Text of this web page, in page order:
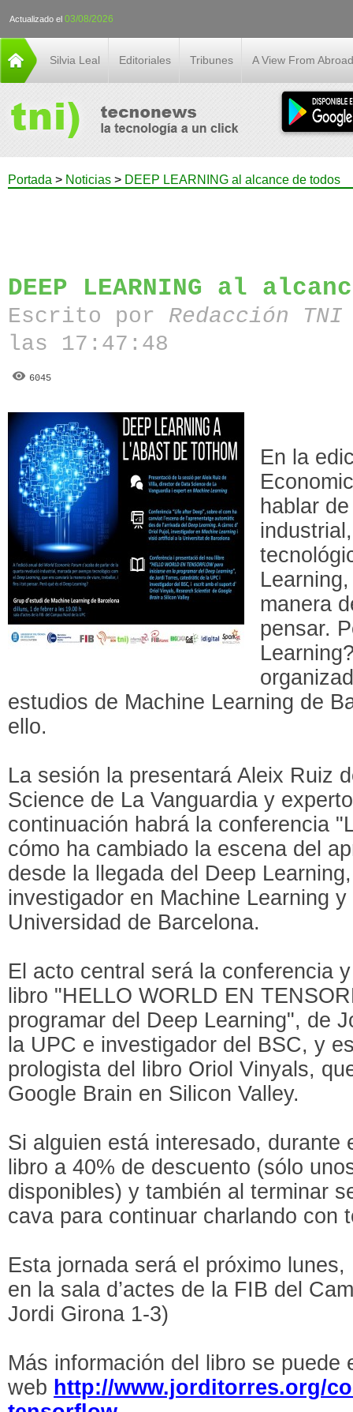
Actualizado el 03/08/2026
Silvia Leal Editoriales Tribunes A View From Abroad
Portada > Noticias > DEEP LEARNING al alcance de todos
DEEP LEARNING al
Escrito por Redacción
las 17:47:48
6045
En la
hablar
manera
pensar.
estudios de Machine Learning de
ello.
La sesión la presentará Aleix Ruiz
Science de La Vanguardia y
continuación habrá la conferencia
cómo ha cambiado la escena del
desde la llegada del Deep
investigador en Machine Learning
Universidad de Barcelona.
El acto central será la conferencia
libro "HELLO WORLD EN
programar del Deep Learning", de
la UPC e investigador del BSC, y
prologista del libro Oriol Vinyals,
Google Brain en Silicon Valley.
Si alguien está interesado, durante
libro a 40% de descuento (sólo
disponibles) y también al terminar
cava para continuar charlando con
Esta jornada será el próximo
en la sala d’actes de la FIB del
Jordi Girona 1-3)
Más información del libro se puede
web http://www.jorditorres.org/